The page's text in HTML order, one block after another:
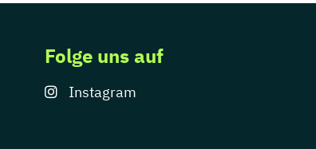
Folge uns auf
Instagram